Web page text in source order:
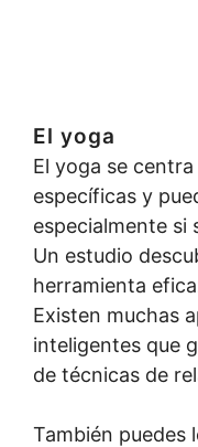
El yoga
El yoga se
específicas y
especialmente si
Un estudio
herramienta
Existen muchas
inteligentes que
de técnicas de
También puedes